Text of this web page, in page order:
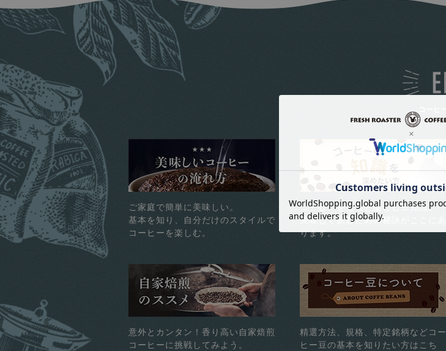
ご家庭で簡単に美味しい。
基本を知り、自分だけのスタイルで
コーヒーを楽しむ。
コーヒーをもっと楽しむ豆知識。
美味しく飲むための秘訣がここにあ
ります。
意外とカンタン！香り高い自家焙煎
コーヒーに挑戦してみよう。
精選方法、規格、特定銘柄などコー
ヒー豆の基本を知りたい方はこち